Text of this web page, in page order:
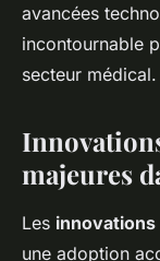
avancées
incontournable
secteur médical.
majeures
Les innovations
une adoption